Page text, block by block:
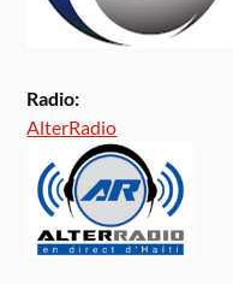
Radio:
AlterRadio